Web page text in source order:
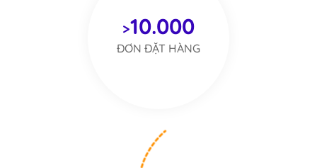
>10.000
ĐƠN ĐẶT HÀNG